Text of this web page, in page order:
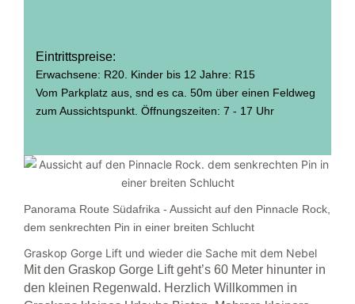
Eintrittspreise:
Erwachsene: R20. Kinder bis 12 Jahre: R15
Vom Parkplatz aus, snd es ca. 50m über einen Feldweg
zum Aussichtspunkt. Öffnungszeiten: 7 - 17 Uhr
Panorama Route Südafrika - Aussicht auf den Pinnacle Rock,
dem senkrechten Pin in einer breiten Schlucht
Graskop Gorge Lift und wieder die Sache mit dem Nebel
Mit den Graskop Gorge Lift geht’s 60 Meter hinunter in
den kleinen Regenwald. Herzlich Willkommen in